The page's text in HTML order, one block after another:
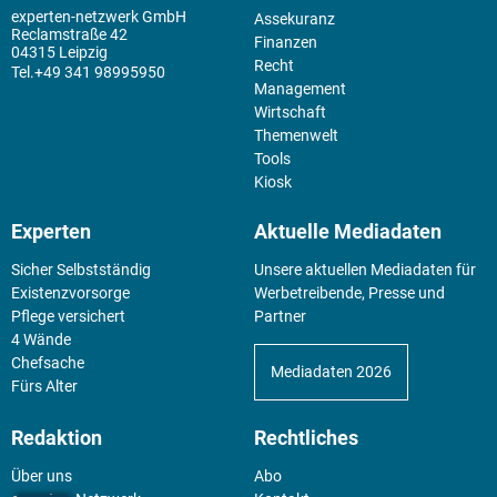
experten-netzwerk GmbH
Reclamstraße 42
04315 Leipzig
+49 341 98995950
Assekuranz
Finanzen
Recht
Management
Wirtschaft
Themenwelt
Tools
Kiosk
Experten
Sicher Selbstständig
Existenz­vorsorge
Pflege versichert
4 Wände
Chefsache
Fürs Alter
Aktuelle Mediadaten
Unsere aktuellen Mediadaten für
Werbetreibende, Presse und
Partner
Mediadaten 2026
Redaktion
Über uns
Rechtliches
Abo